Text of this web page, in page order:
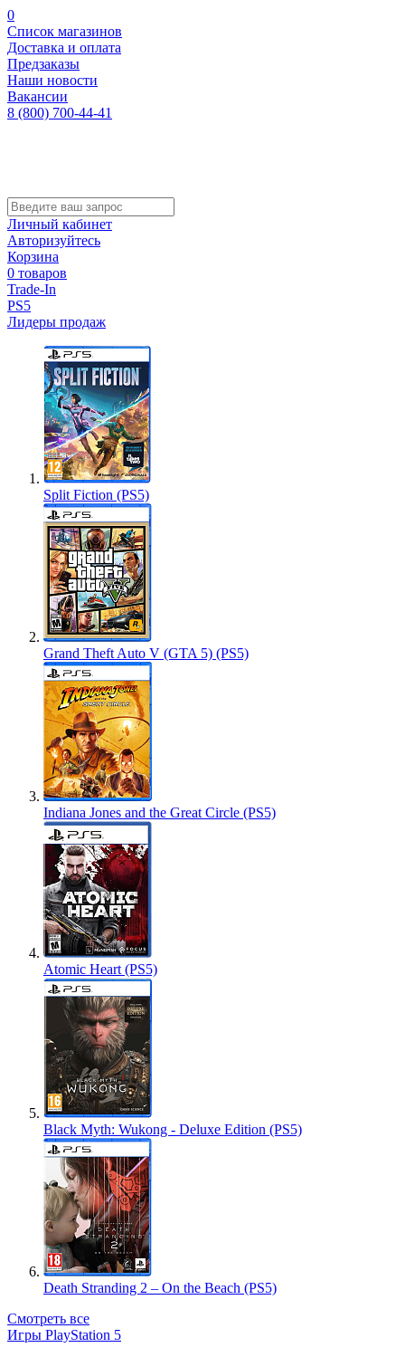
0
Список магазинов
Доставка и оплата
Предзаказы
Наши новости
Вакансии
8 (800) 700-44-41
Личный кабинет
Авторизуйтесь
Корзина
0 товаров
Trade-In
PS5
Лидеры продаж
Split Fiction (PS5)
Grand Theft Auto V (GTA 5) (PS5)
Indiana Jones and the Great Circle (PS5)
Atomic Heart (PS5)
Black Myth: Wukong - Deluxe Edition (PS5)
Death Stranding 2 – On the Beach (PS5)
Смотреть все
Игры PlayStation 5